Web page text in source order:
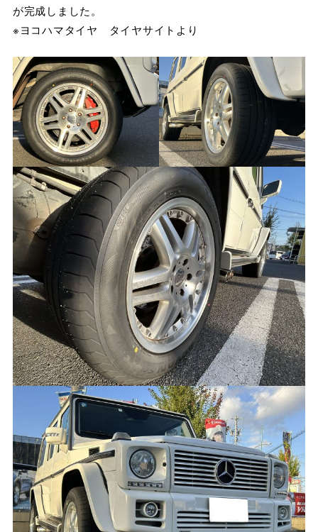
が完成しました。
※ヨコハマタイヤ タイヤサイトより